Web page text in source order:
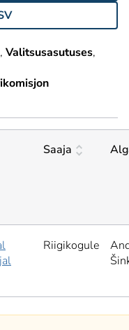
Valitsusasutuses
Saaja
Riigikogule